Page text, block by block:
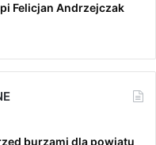
Felicjan Andrzejczak
burzami dla powiatu